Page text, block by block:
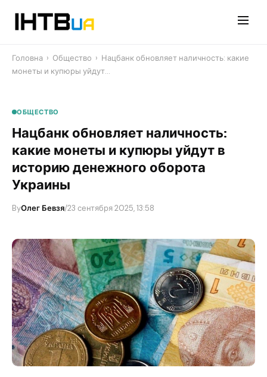
Головна › Общество › Нацбанк обновляет наличность: какие
монеты и купюры уйдут…
ОБЩЕСТВО
Нацбанк обновляет наличность:
какие монеты и купюры уйдут в
историю денежного оборота
Украины
ByОлег Бевзя/23 сентября 2025, 13:58